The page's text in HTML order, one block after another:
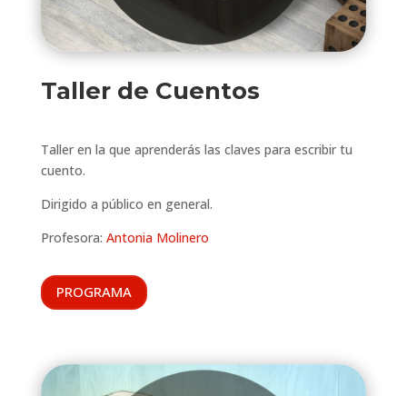
Taller de Cuentos
Taller en la que aprenderás las claves para escribir tu
cuento.
Dirigido a público en general.
Profesora: Antonia Molinero
PROGRAMA